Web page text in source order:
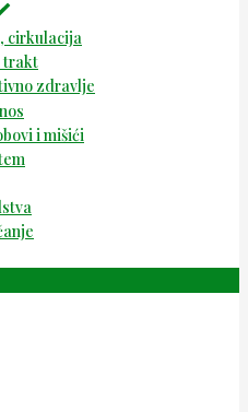
cirkulacija
trakt
zdravlje
i mišići